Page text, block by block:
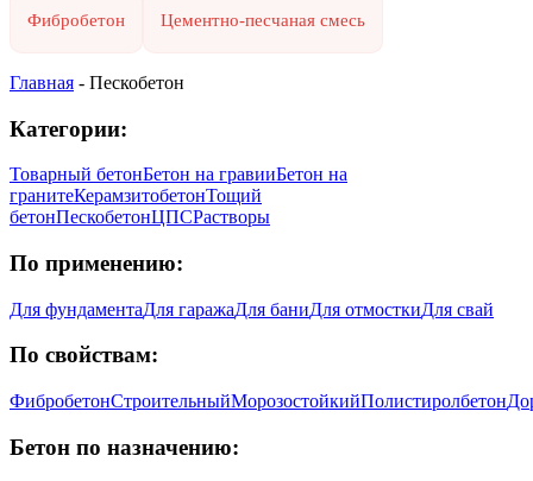
Фибробетон Цементно-песчаная смесь
Главная - Пескобетон
Категории:
Товарный бетонБетон на гравииБетон на
гранитеКерамзитобетонТощий
бетонПескобетонЦПСРастворы
По применению:
Для фундаментаДля гаражаДля баниДля отмосткиДля свай
По свойствам:
ФибробетонСтроительныйМорозостойкийПолистиролбетон
Бетон по назначению: